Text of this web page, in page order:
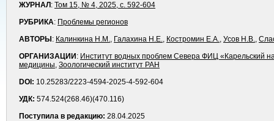
ЖУРНАЛ : Том 15, № 4, 2025, с. 592-604
РУБРИКА: Проблемы регионов
АВТОРЫ : Калинкина Н.М., Галахина Н.Е., Костромин Е.А., Усов Н.В.,
ОРГАНИЗАЦИИ : Институт водных проблем Севера ФИЦ «Карельский
медицины, Зоологический институт РАН
DOI: 10.25283/2223-4594-2025-4-592-604
УДК: 574.524(268.46)(470.116)
Поступила в редакцию: 28.04.2025